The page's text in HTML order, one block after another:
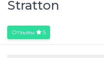
Stratton
Отзывы 5